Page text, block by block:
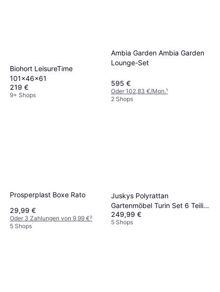
Biohort LeisureTime
101x46x61
219 €
9+ Shops
Ambia Garden Ambia Garden
Lounge-Set
595 €
Oder 102,83 €/Mon.¹
2 Shops
Prosperplast Boxe Rato
29,99 €
Oder 3 Zahlungen von 9,99 €²
5 Shops
Juskys Polyrattan
Gartenmöbel Turin Set 6 Teilig
Lounge-Set
249,99 €
5 Shops